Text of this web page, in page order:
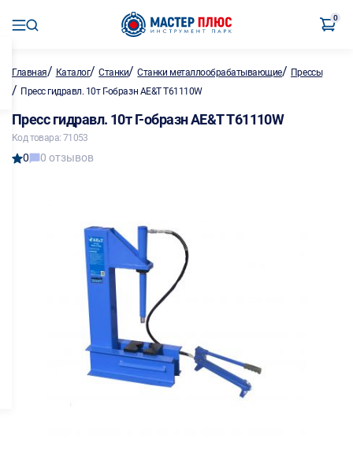
0
Главная/ Каталог/Станки/Станки металлообрабатывающие/ Прессы
/ Пресс гидравл. 10т Г-образн AE&T Т61110W
Пресс гидравл. 10т Г-образн AE&T Т61110W
Код товара: 71053
0 0 отзывов